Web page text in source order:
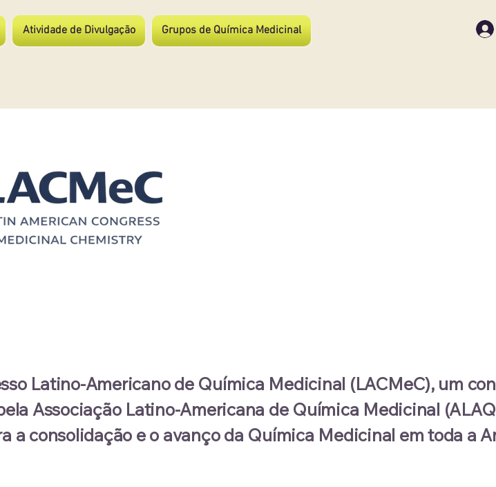
Atividade de Divulgação Grupos de Química Medicinal
Latino-Americano de Química Medicinal (LACMeC), um
Associação Latino-Americana de Química Medicinal
a consolidação e o avanço da Química Medicinal em toda a